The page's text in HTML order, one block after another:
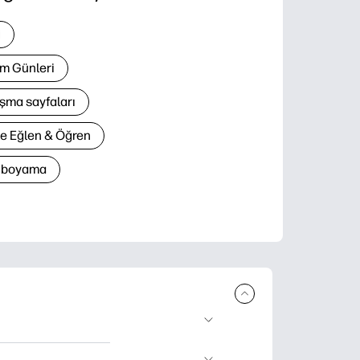
Günleri
sayfaları
Eğlen & Öğren